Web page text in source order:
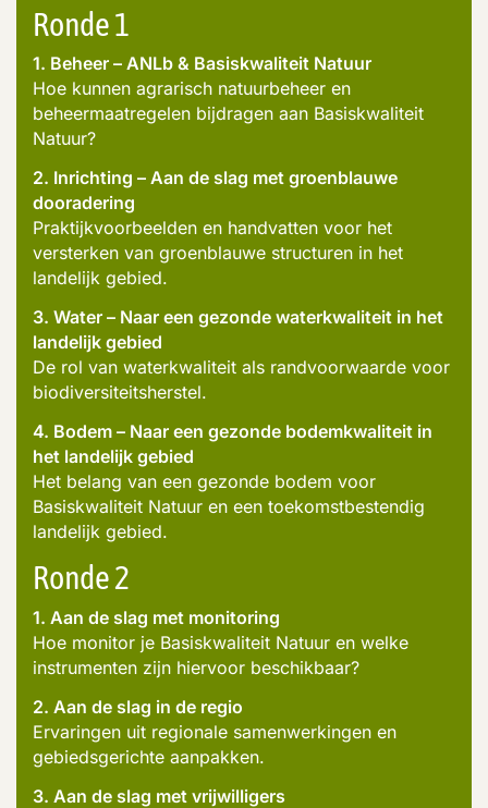
Ronde 1
1. Beheer – ANLb & Basiskwaliteit Natuur
Hoe kunnen agrarisch natuurbeheer en
beheermaatregelen bijdragen aan Basiskwaliteit
Natuur?
2. Inrichting – Aan de slag met groenblauwe
dooradering
Praktijkvoorbeelden en handvatten voor het
versterken van groenblauwe structuren in het
landelijk gebied.
3. Water – Naar een gezonde waterkwaliteit in het
landelijk gebied
De rol van waterkwaliteit als randvoorwaarde voor
biodiversiteitsherstel.
4. Bodem – Naar een gezonde bodemkwaliteit in
het landelijk gebied
Het belang van een gezonde bodem voor
Basiskwaliteit Natuur en een toekomstbestendig
landelijk gebied.
Ronde 2
1. Aan de slag met monitoring
Hoe monitor je Basiskwaliteit Natuur en welke
instrumenten zijn hiervoor beschikbaar?
2. Aan de slag in de regio
Ervaringen uit regionale samenwerkingen en
gebiedsgerichte aanpakken.
3. Aan de slag met vrijwilligers